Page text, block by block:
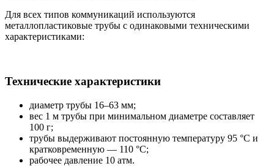
Для всех типов коммуникаций используются
металлопластиковые трубы с одинаковыми техническими
характеристиками:
Технические характеристики
диаметр трубы 16–63 мм;
вес 1 м трубы при минимальном диаметре составляет
100 г;
трубы выдерживают постоянную температуру 95 °C и
кратковременную — 110 °C;
рабочее давление 10 атм.